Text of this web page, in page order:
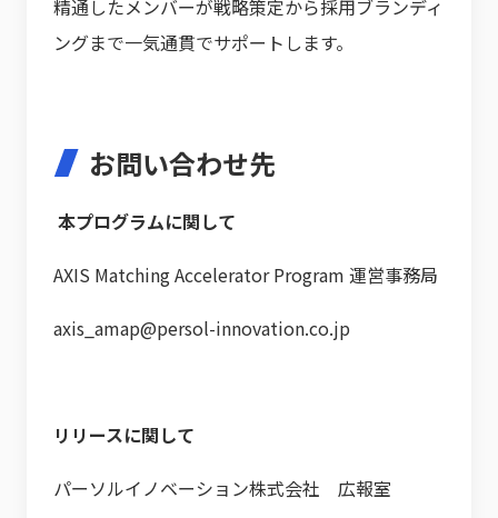
精通したメンバーが戦略策定から採用ブランディ
ングまで一気通貫でサポートします。
お問い合わせ先
本プログラムに関して
AXIS Matching Accelerator Program 運営事務局
axis_amap@persol-innovation.co.jp
リリースに関して
パーソルイノベーション株式会社 広報室